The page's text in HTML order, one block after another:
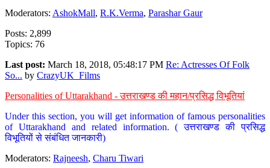
Moderators: AshokMall, R.K.Verma, Parashar Gaur
Posts: 2,899
Topics: 76
Last post: March 18, 2018, 05:48:17 PM Re: Actresses Of Folk
So... by CrazyUK_Films
Personalities of Uttarakhand - उत्तराखण्ड की महान/प्रसिद्ध विभूतियां
Under this section, you will get information of famous personalities
of Uttarakhand and related information. ( उत्तराखण्ड की प्रसिद्ध
विभूतियों से संबंधित जानकारी)
Moderators: Rajneesh, Charu Tiwari